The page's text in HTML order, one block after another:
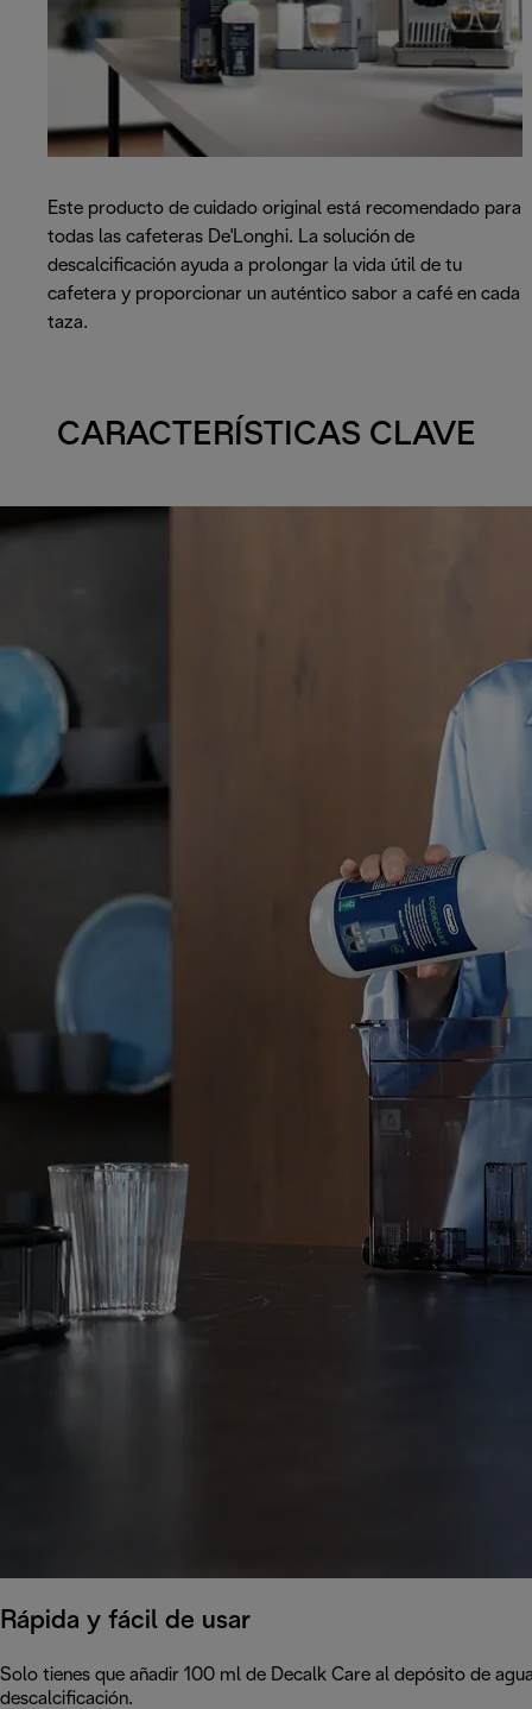
Este producto de cuidado original está recomendado para
todas las cafeteras De'Longhi. La solución de
descalcificación ayuda a prolongar la vida útil de tu
cafetera y proporcionar un auténtico sabor a café en cada
taza.
CARACTERÍSTICAS CLAVE
Rápida y fácil de usar
Solo tienes que añadir 100 ml de Decalk Care al depósito de
descalcificación.